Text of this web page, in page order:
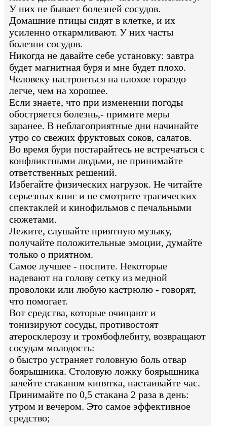
У них не бывает болезней сосудов.
Домашние птицы сидят в клетке, и их
усиленно откармливают. У них часты
болезни сосудов.
Никогда не давайте себе установку: завтра
будет магнитная буря и мне будет плохо.
Человеку настроиться на плохое гораздо
легче, чем на хорошее.
Если знаете, что при изменении погоды
обостряется болезнь,- примите меры
заранее. В неблагоприятные дни начинайте
утро со свежих фруктовых соков, салатов.
Во время бури постарайтесь не встречаться с
конфликтными людьми, не принимайте
ответственных решений.
Избегайте физических нагрузок. Не читайте
серьезных книг и не смотрите трагических
спектаклей и кинофильмов с печальными
сюжетами.
Лежите, слушайте приятную музыку,
получайте положительные эмоции, думайте
только о приятном.
Самое лучшее - поспите. Некоторые
надевают на голову сетку из медной
проволоки или любую кастрюлю - говорят,
что помогает.
Вот средства, которые очищают и
тонизируют сосуды, противостоят
атеросклерозу и тромбофлебиту, возвращают
сосудам молодость:
o быстро устраняет головную боль отвар
боярышника. Столовую ложку боярышника
залейте стаканом кипятка, настаивайте час.
Принимайте по 0,5 стакана 2 раза в день:
утром и вечером. Это самое эффективное
средство;